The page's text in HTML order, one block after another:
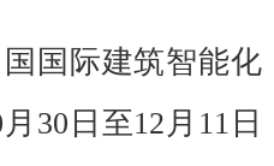
国际建筑智能化
30日至12月11日